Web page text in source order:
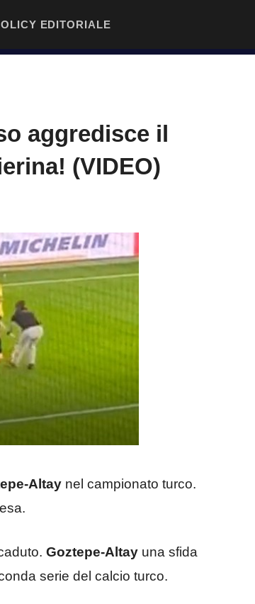
EDITORIALE
aggredisce il
(VIDEO)
Altay nel campionato turco.
Goztepe-Altay una sfida
serie del calcio turco.